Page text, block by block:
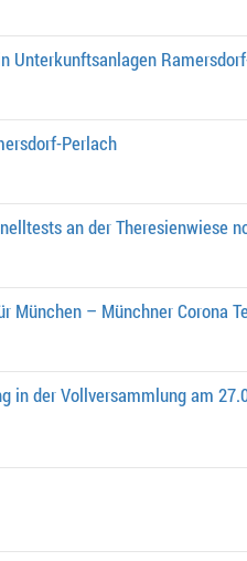
Unterkunftsanlagen
Perlach
an der Theresienwiese
München – Münchner Corona
in der Vollversammlung am